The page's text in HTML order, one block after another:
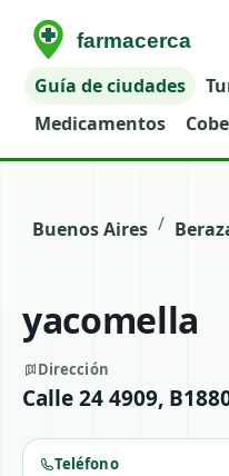
Guía de ciudades
Medicamentos
Buenos Aires /
yacomella
Dirección
Calle 24 4909,
Teléfono